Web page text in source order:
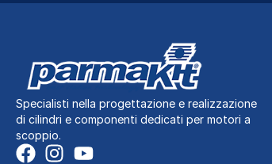
Specialisti nella progettazione e realizzazione
di cilindri e componenti dedicati per motori a
scoppio.